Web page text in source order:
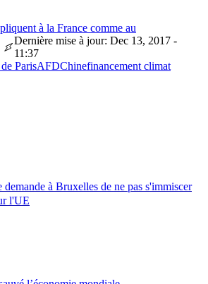
à la France comme au
Dernière mise à jour: Dec 13, 2017 -
11:37
ParisAFDChinefinancement climat
à Bruxelles de ne pas s'immiscer
l'UE